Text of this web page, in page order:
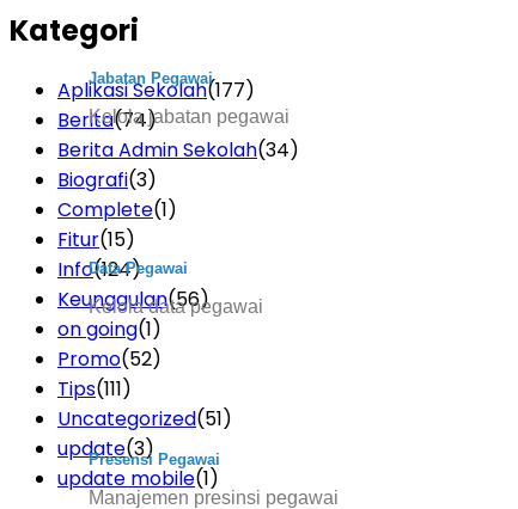
Jabatan Pegawai
Kelola jabatan pegawai
Data Pegawai
Kelola data pegawai
Presensi Pegawai
Manajemen presinsi pegawai
Kategori
Aplikasi Sekolah(177)
Berita(74)
Berita Admin Sekolah(34)
Biografi(3)
Complete(1)
Fitur(15)
Info(124)
Keunggulan(56)
on going(1)
Promo(52)
Tips(111)
Uncategorized(51)
update(3)
update mobile(1)